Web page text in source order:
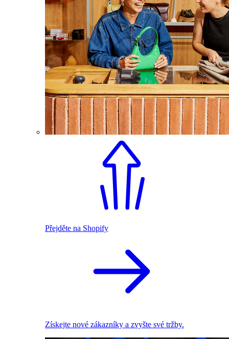
Přejděte na Shopify
Získejte nové zákazníky a zvyšte své tržby.